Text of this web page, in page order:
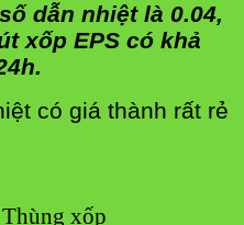
nhiệt là 0.04,
xốp EPS có khả
có giá thành rất rẻ